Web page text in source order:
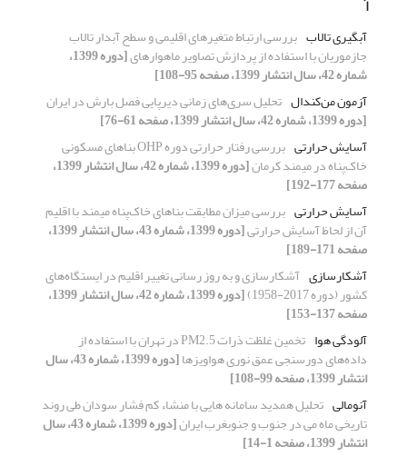
آبگیری تالاب بررسی ارتباط متغیرهای اقلیمی و سطح آبدار تالاب
جازموریان با استفاده از پردازش تصاویر ماهواره‏ای [دوره 1399،
شماره 42، سال انتشار 1399، صفحه 95-108]
آزمون من‌کندال تحلیل سری‌های زمانی دیرپایی فصل بارش در ایران
[دوره 1399، شماره 42، سال انتشار 1399، صفحه 61-76]
آسایش حرارتی
بررسی رفتار حرارتی دوره OHP بناهای مسکونی
خاک‌پناه در میمند کرمان [دوره 1399، شماره 42، سال انتشار 1399،
صفحه 177-192]
آسایش حرارتی بررسی میزان مطابقت بناهای خاک‌پناه میمند با اقلیم
آن از لحاظ آسایش حرارتی [دوره 1399، شماره 43، سال انتشار 1399،
صفحه 171-189]
آشکارسازی آشکارسازی و به ‌روز رسانی تغییر اقلیم در ایستگاه‌های
کشور (دوره 2017-1958) [دوره 1399، شماره 42، سال انتشار 1399،
صفحه 137-153]
آلودگی هوا
تخمین غلظت ذرات PM2.5 در تهران با استفاده از
داده‌های دورسنجی عمق نوری هواویزها [دوره 1399، شماره 43، سال
انتشار 1399، صفحه 99-108]
آنومالی تحلیل همدید سامانه هایی با منشاء کم فشار سودان طی روند
تاریخی ماه می در جنوب و جنوبغرب ایران [دوره 1399، شماره 43، سال
انتشار 1399، صفحه 1-14]